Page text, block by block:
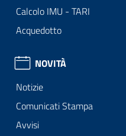
Calcolo IMU - TARI
Acquedotto
NOVITÀ
Notizie
Comunicati Stampa
Avvisi